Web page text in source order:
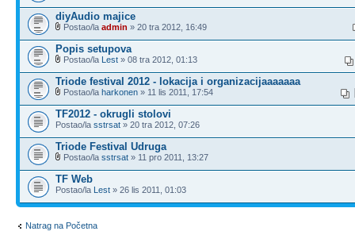
diyAudio majice
Postao/la admin » 20 tra 2012, 16:49
Popis setupova
Postao/la Lest » 08 tra 2012, 01:13
Triode festival 2012 - lokacija i organizacijaaaaaaa
Postao/la harkonen » 11 lis 2011, 17:54
TF2012 - okrugli stolovi
Postao/la sstrsat » 20 tra 2012, 07:26
Triode Festival Udruga
Postao/la sstrsat » 11 pro 2011, 13:27
TF Web
Postao/la Lest » 26 lis 2011, 01:03
Natrag na Početna